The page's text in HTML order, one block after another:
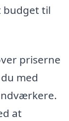
budget til
priserne
med
at